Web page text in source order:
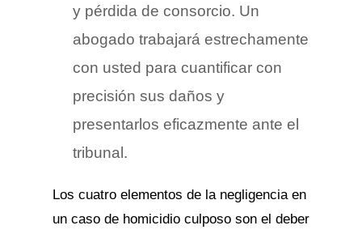
y pérdida de consorcio. Un
abogado trabajará estrechamente
con usted para cuantificar con
precisión sus daños y
presentarlos eficazmente ante el
tribunal.
Los cuatro elementos de la negligencia en
un caso de homicidio culposo son el deber